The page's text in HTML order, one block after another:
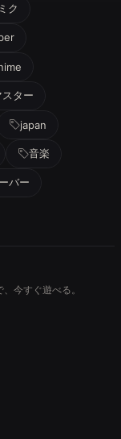
ク
ター
japan
音楽
バー
今すぐ遊べる。